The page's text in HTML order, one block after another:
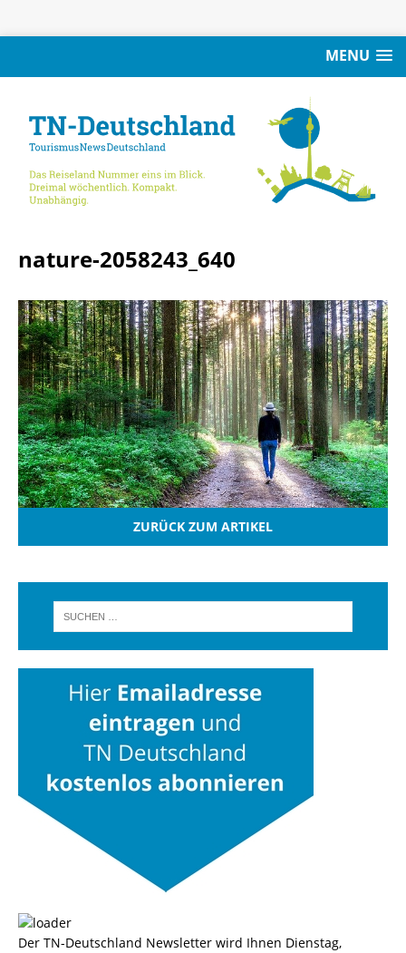
MENU
nature-2058243_640
ZURÜCK ZUM ARTIKEL
Der TN-Deutschland Newsletter wird Ihnen Dienstag,